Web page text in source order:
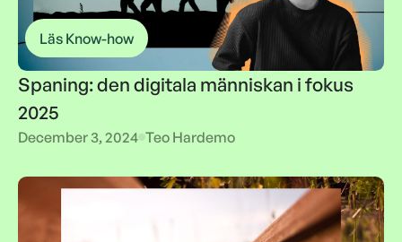
Läs Know-how
Spaning: den digitala människan i fokus
2025
Spaning: den digitala människan i fokus
December 3, 2024 Teo Hardemo